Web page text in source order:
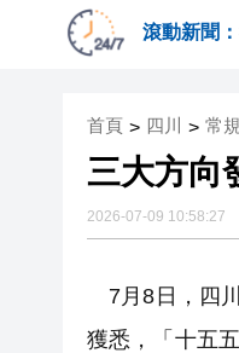
滾動新聞：
首頁 > 四川 > 常
2026-07-09 10:58:27
7月8日，四
獲悉，「十五